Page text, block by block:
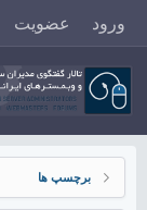
ورود عضویت
برچسپ ها